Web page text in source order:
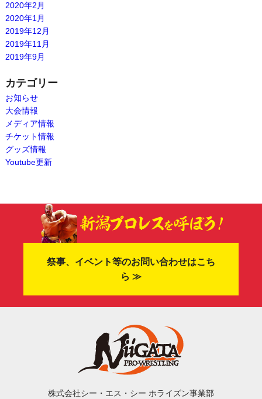
2020年2月
2020年1月
2019年12月
2019年11月
2019年9月
カテゴリー
お知らせ
大会情報
メディア情報
チケット情報
グッズ情報
Youtube更新
祭事、イベント等のお問い合わせはこち
ら ≫
株式会社シー・エス・シー ホライズン事業部